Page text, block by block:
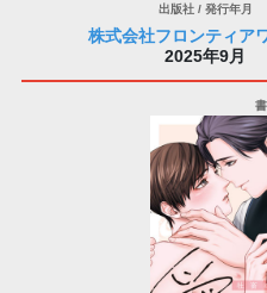
株式会社フロンティア
2025年9月